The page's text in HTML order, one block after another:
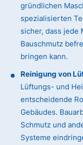
gründlichen
spezialisierten
sicher, dass jede
Bauschmutz
bringen kann.
Reinigung von
Lüftungs- und
entscheidende
Gebäudes.
Schmutz und
Systeme